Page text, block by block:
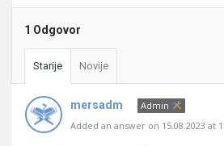
1 Odgovor
Starije Novije
mersadm
Admin
Added an answer on 15.08.2023 at